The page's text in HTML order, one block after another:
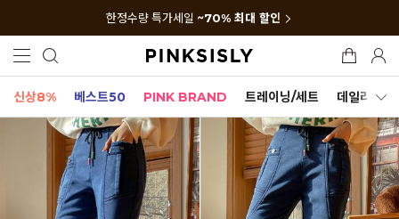
한정수량 특가세일 ~70% 최대 할인
신상8% 베스트50 PINK BRAND 트레이닝/세트 데일리세트